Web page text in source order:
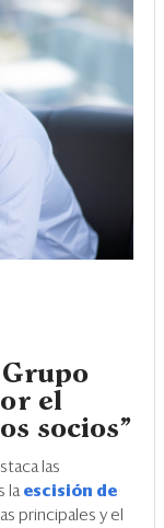
Grupo
el
socios”
las
la escisión de
principales y el